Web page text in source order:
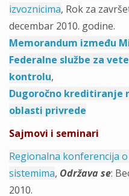
izvoznicima, Rok za
decembar 2010. godine.
Memorandum između
Federalne službe za
kontrolu,
Dugoročno kreditiranje
oblasti privrede
Sajmovi i seminari
Regionalna konferencija
sistemima, Održava se:
2010.